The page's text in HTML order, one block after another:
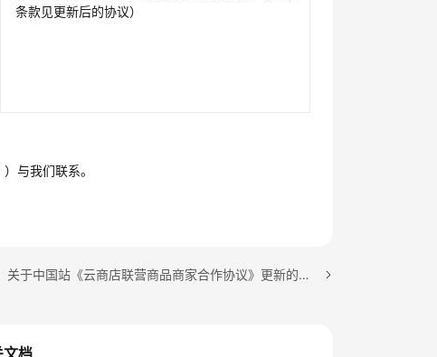
条款见更新后的协议）
与我们联系。
下一篇：关于中国站《云商店联营商品商家合作协议》更新的通知
档